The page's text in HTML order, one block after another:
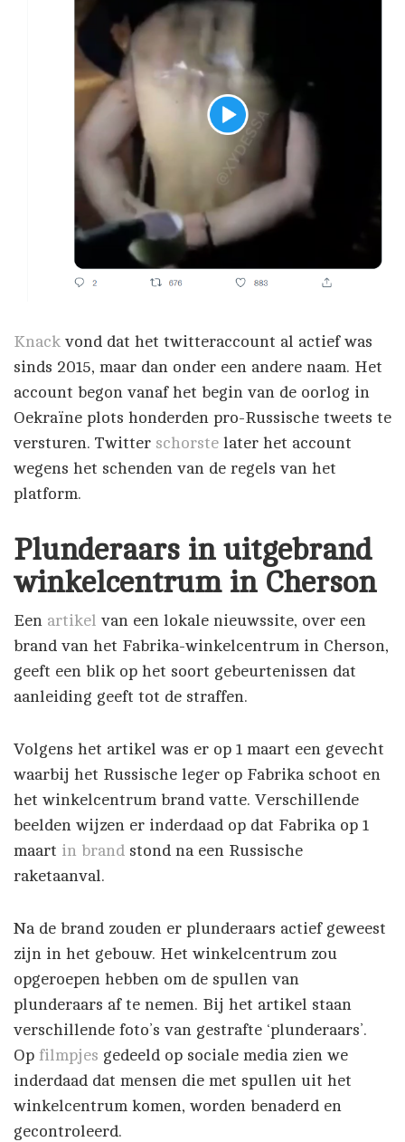
Knack vond dat het twitteraccount al actief was
sinds 2015, maar dan onder een andere naam. Het
account begon vanaf het begin van de oorlog in
Oekraïne plots honderden pro-Russische tweets te
versturen. Twitter schorste later het account
wegens het schenden van de regels van het
platform.
Plunderaars in uitgebrand
winkelcentrum in Cherson
Een artikel van een lokale nieuwssite, over een
brand van het Fabrika-winkelcentrum in Cherson,
geeft een blik op het soort gebeurtenissen dat
aanleiding geeft tot de straffen.
Volgens het artikel was er op 1 maart een gevecht
waarbij het Russische leger op Fabrika schoot en
het winkelcentrum brand vatte. Verschillende
beelden wijzen er inderdaad op dat Fabrika op 1
maart in brand stond na een Russische
raketaanval.
Na de brand zouden er plunderaars actief geweest
zijn in het gebouw. Het winkelcentrum zou
opgeroepen hebben om de spullen van
plunderaars af te nemen. Bij het artikel staan
verschillende foto’s van gestrafte ‘plunderaars’.
Op filmpjes gedeeld op sociale media zien we
inderdaad dat mensen die met spullen uit het
winkelcentrum komen, worden benaderd en
gecontroleerd.